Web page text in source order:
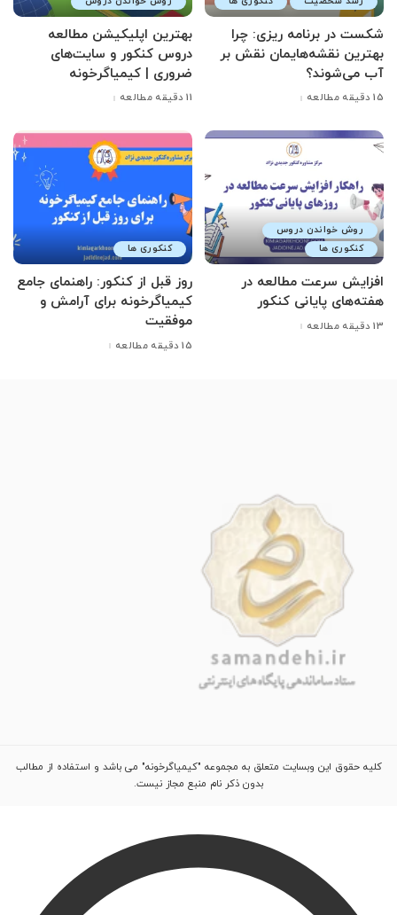
شکست در برنامه ریزی: چرا
بهترین نقشه‌هایمان نقش بر
آب می‌شوند؟
15 دقیقه مطالعه
بهترین اپلیکیشن مطالعه
دروس کنکور و سایت‌های
ضروری | کیمیاگرخونه
11 دقیقه مطالعه
روش خواندن دروس
کنکوری ها
افزایش سرعت مطالعه در
هفته‌های پایانی کنکور
13 دقیقه مطالعه
کنکوری ها
روز قبل از کنکور: راهنمای جامع
کیمیاگرخونه برای آرامش و
موفقیت
15 دقیقه مطالعه
کلیه حقوق این وبسایت متعلق به مجموعه "کیمیاگرخونه" می باشد و استفاده از مطالب
بدون ذکر نام منبع مجاز نیست.